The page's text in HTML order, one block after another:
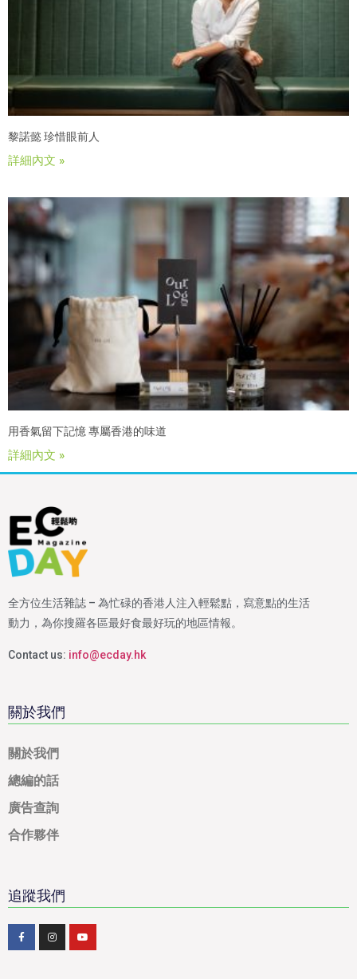
黎諾懿 珍惜眼前人
詳細內文 »
用香氣留下記憶 專屬香港的味道
詳細內文 »
全方位生活雜誌 – 為忙碌的香港人注入輕鬆點，寫意點的生活
動力，為你搜羅各區最好食最好玩的地區情報。
Contact us: info@ecday.hk
關於我們
關於我們
總編的話
廣告查詢
合作夥伴
追蹤我們